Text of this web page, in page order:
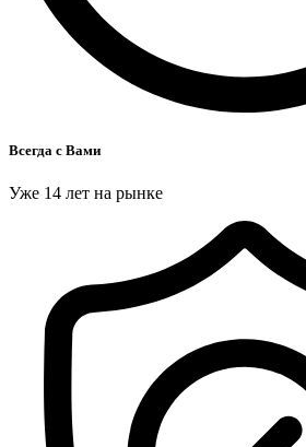
Всегда с Вами
Уже 14 лет на рынке